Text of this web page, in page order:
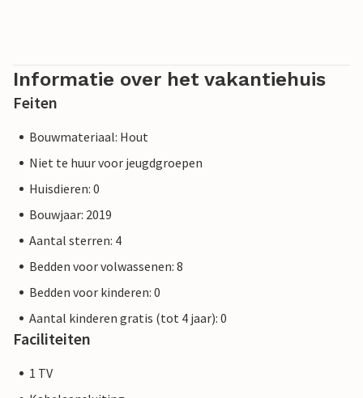
Informatie over het vakantiehuis
Feiten
Bouwmateriaal: Hout
Niet te huur voor jeugdgroepen
Huisdieren: 0
Bouwjaar: 2019
Aantal sterren: 4
Bedden voor volwassenen: 8
Bedden voor kinderen: 0
Aantal kinderen gratis (tot 4 jaar): 0
Faciliteiten
1 TV